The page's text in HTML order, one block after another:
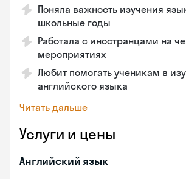
Поняла важность изучения
школьные годы
Работала с иностранцами на
мероприятиях
Любит помогать ученикам в
английского языка
Читать дальше
Услуги и цены
Английский язык